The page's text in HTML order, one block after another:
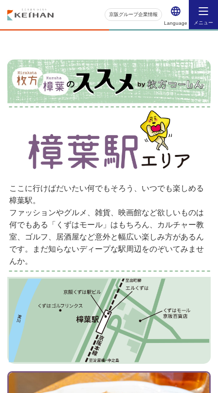
Language メニュー
京阪グループ企業情報
ここに行けばだいたい何でもそろう、いつでも楽しめる
樟葉駅。
ファッションやグルメ、雑貨、映画館など欲しいものは
何でもある「くずはモール」はもちろん、カルチャー教
室、ゴルフ、居酒屋など意外と幅広い楽しみ方があるん
です。まだ知らないディープな駅周辺をのぞいてみませ
んか。